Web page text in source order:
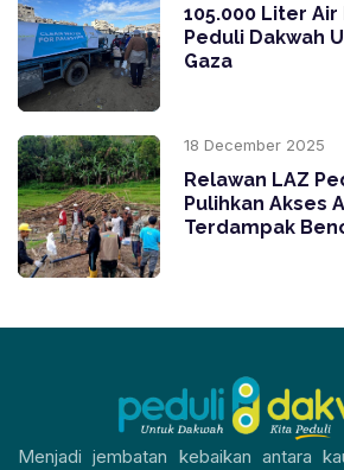
105.000 Liter
Peduli Dakwah
Gaza
18 December 2025
Relawan LAZ
Pulihkan Akses
Terdampak
Menjadi jembatan kebaikan antara